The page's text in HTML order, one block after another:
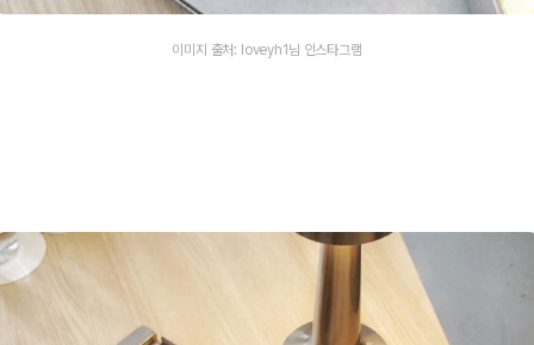
이미지 출처: loveyh1님 인스타그램